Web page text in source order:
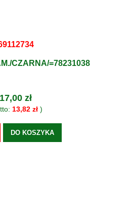
CZARNA/=78231038
17,00 zł
13,82 zł)
DO KOSZYKA